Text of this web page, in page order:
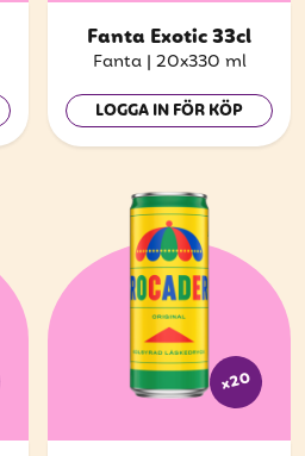
Fanta Exotic 33cl
Fanta | 20x330 ml
LOGGA IN FÖR KÖP
x20